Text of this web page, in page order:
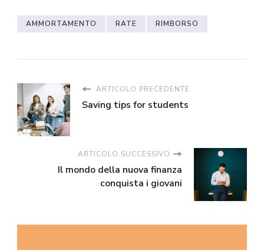
AMMORTAMENTO RATE RIMBORSO
ARTICOLO PRECEDENTE
Saving tips for students
ARTICOLO SUCCESSIVO
Il mondo della nuova finanza
conquista i giovani